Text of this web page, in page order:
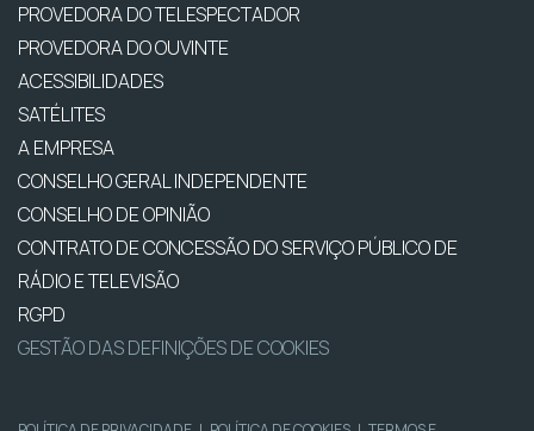
PROVEDORA DO TELESPECTADOR
PROVEDORA DO OUVINTE
ACESSIBILIDADES
SATÉLITES
A EMPRESA
CONSELHO GERAL INDEPENDENTE
CONSELHO DE OPINIÃO
CONTRATO DE CONCESSÃO DO SERVIÇO PÚBLICO DE
RÁDIO E TELEVISÃO
RGPD
GESTÃO DAS DEFINIÇÕES DE COOKIES